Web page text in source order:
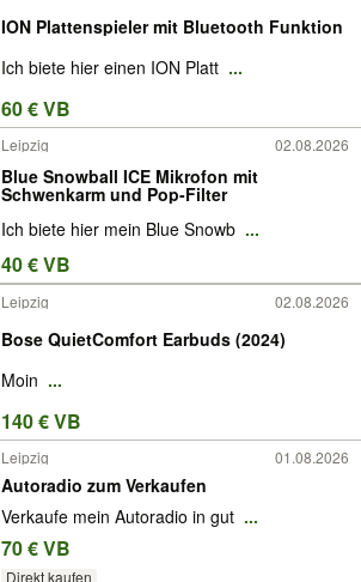
ION Plattenspieler mit Bluetooth Funktion
Ich biete hier einen ION Platt ...
60 € VB
Leipzig 02.08.2026
Blue Snowball ICE Mikrofon mit
Schwenkarm und Pop-Filter
Ich biete hier mein Blue Snowb ...
40 € VB
Leipzig 02.08.2026
Bose QuietComfort Earbuds (2024)
Moin ...
140 € VB
Leipzig 01.08.2026
Autoradio zum Verkaufen
Verkaufe mein Autoradio in gut ...
70 € VB
Direkt kaufen